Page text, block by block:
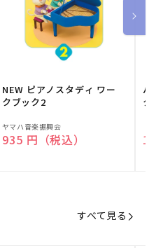
NEW ピアノスタディ ワー
クブック2
販
売
ヤマハ音楽振興会
通常価格
935 円（税込）
バ
ク
売
すべて見る